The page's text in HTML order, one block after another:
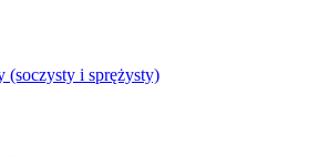
(soczysty i sprężysty)